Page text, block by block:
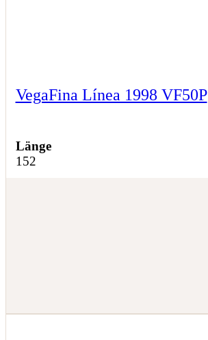
VegaFina Línea 1998 VF50P
Länge
152